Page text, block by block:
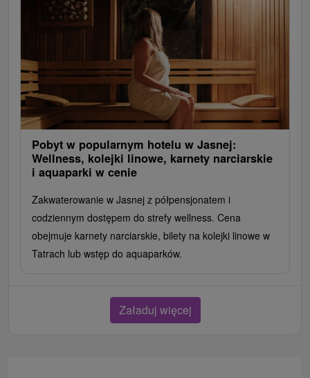
Pobyt w popularnym hotelu w Jasnej:
Wellness, kolejki linowe, karnety narciarskie
i aquaparki w cenie
Zakwaterowanie w Jasnej z półpensjonatem i
codziennym dostępem do strefy wellness. Cena
obejmuje karnety narciarskie, bilety na kolejki linowe w
Tatrach lub wstęp do aquaparków.
Załaduj więcej